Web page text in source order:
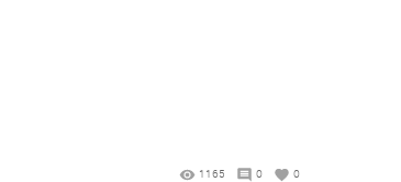
1165 0 0